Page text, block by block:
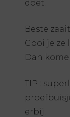
doet.
Beste
Gooi je
Dan
TIP :
erbij.